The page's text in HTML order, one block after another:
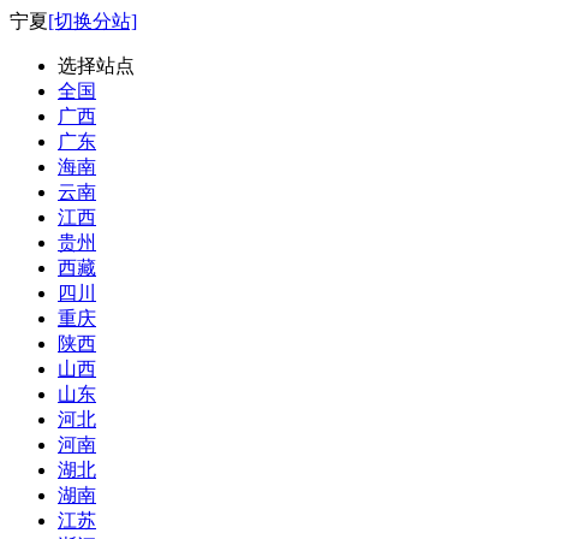
宁夏[切换分站]
选择站点
全国
广西
广东
海南
云南
江西
贵州
西藏
四川
重庆
陕西
山西
山东
河北
河南
湖北
湖南
江苏